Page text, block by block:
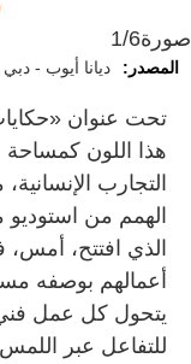
صورة1/6
المصدر: ديانا أيوب - دبي
تحت عنوان
هذا اللون
التجارب
الهمم من
الذي افتتح،
أعمالهم بوصفه
يتحول كل عمل فني
للتفاعل عبر